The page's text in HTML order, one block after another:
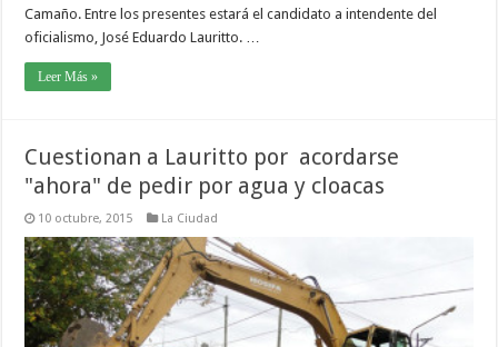
Camaño. Entre los presentes estará el candidato a intendente del
oficialismo, José Eduardo Lauritto. …
Leer Más »
Cuestionan a Lauritto por acordarse
"ahora" de pedir por agua y cloacas
10 octubre, 2015 La Ciudad